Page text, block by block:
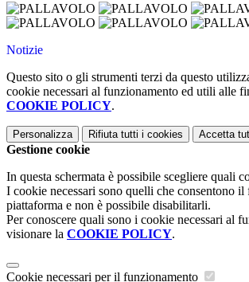
Notizie
Questo sito o gli strumenti terzi da questo
cookie necessari al funzionamento ed utili alle
COOKIE POLICY.
Personalizza Rifiuta tutti i cookies Accetta
Gestione cookie
In questa schermata è possibile scegliere quali
I cookie necessari sono quelli che consentono il
piattaforma e non è possibile disabilitarli.
Per conoscere quali sono i cookie necessari al
visionare la COOKIE POLICY.
Cookie necessari per il funzionamento